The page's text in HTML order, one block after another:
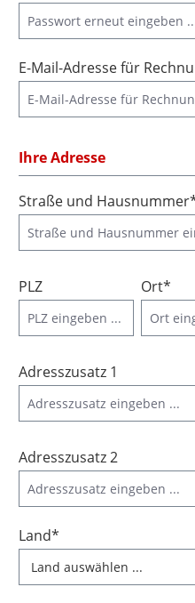
E-Mail-Adresse für
Ihre Adresse
Straße und
PLZ Ort*
Adresszusatz 1
Adresszusatz 2
Land*